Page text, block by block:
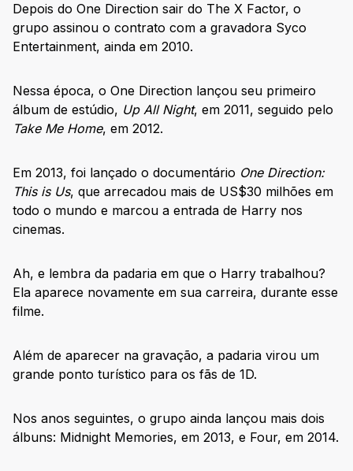
Depois do One Direction sair do The X Factor, o
grupo assinou o contrato com a gravadora Syco
Entertainment, ainda em 2010.
Nessa época, o One Direction lançou seu primeiro
álbum de estúdio, Up All Night, em 2011, seguido pelo
Take Me Home, em 2012.
Em 2013, foi lançado o documentário One Direction:
This is Us, que arrecadou mais de US$30 milhões em
todo o mundo e marcou a entrada de Harry nos
cinemas.
Ah, e lembra da padaria em que o Harry trabalhou?
Ela aparece novamente em sua carreira, durante esse
filme.
Além de aparecer na gravação, a padaria virou um
grande ponto turístico para os fãs de 1D.
Nos anos seguintes, o grupo ainda lançou mais dois
álbuns: Midnight Memories, em 2013, e Four, em 2014.